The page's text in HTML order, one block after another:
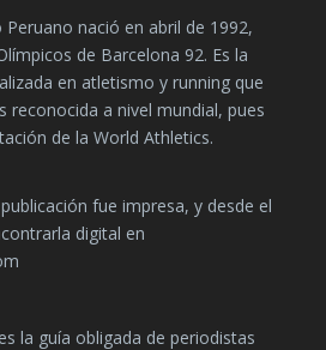
nació en abril de 1992,
de Barcelona 92. Es la
en atletismo y running que
reconocida a nivel mundial, pues
de la World Athletics.
fue impresa, y desde el
digital en
la guía obligada de periodistas